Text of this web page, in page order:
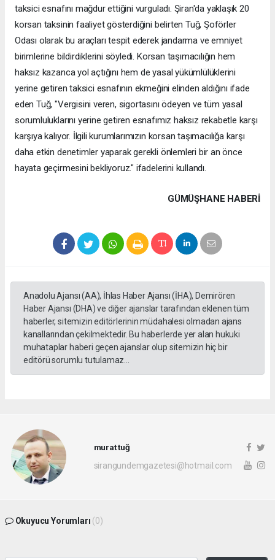
taksici esnafını mağdur ettiğini vurguladı. Şiran'da yaklaşık 20
korsan taksinin faaliyet gösterdiğini belirten Tuğ, Şoförler
Odası olarak bu araçları tespit ederek jandarma ve emniyet
birimlerine bildirdiklerini söyledi. Korsan taşımacılığın hem
haksız kazanca yol açtığını hem de yasal yükümlülüklerini
yerine getiren taksici esnafının ekmeğini elinden aldığını ifade
eden Tuğ, "Vergisini veren, sigortasını ödeyen ve tüm yasal
sorumluluklarını yerine getiren esnafımız haksız rekabetle karşı
karşıya kalıyor. İlgili kurumlarımızın korsan taşımacılığa karşı
daha etkin denetimler yaparak gerekli önlemleri bir an önce
hayata geçirmesini bekliyoruz." ifadelerini kullandı.
GÜMÜŞHANE HABERİ
Anadolu Ajansı (AA), İhlas Haber Ajansı (İHA), Demirören
Haber Ajansı (DHA) ve diğer ajanslar tarafından eklenen tüm
haberler, sitemizin editörlerinin müdahalesi olmadan ajans
kanallarından çekilmektedir. Bu haberlerde yer alan hukuki
muhataplar haberi geçen ajanslar olup sitemizin hiç bir
editörü sorumlu tutulamaz...
murat tuğ
sirangundemgazetesi@hotmail.com
Okuyucu Yorumları (0)